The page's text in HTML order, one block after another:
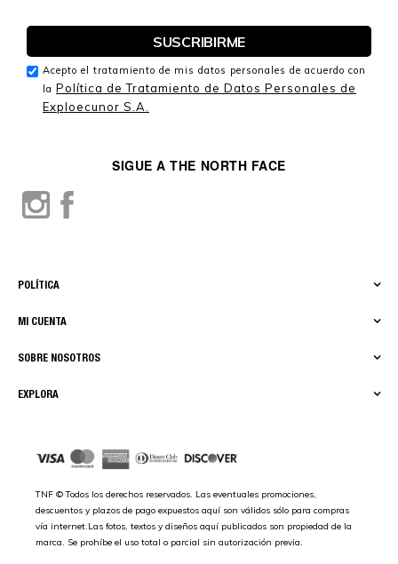
EXPLORA
SOBRE NOSOTROS
MI CUENTA
POLÍTICA
SIGUE A THE NORTH FACE
TNF © Todos los derechos reservados. Las eventuales promociones,
descuentos y plazos de pago expuestos aquí son válidos sólo para compras
vía internet.Las fotos, textos y diseños aquí publicados son propiedad de la
marca. Se prohíbe el uso total o parcial sin autorización previa.
Acepto el tratamiento de mis datos personales de acuerdo con
la Política de Tratamiento de Datos Personales de
Exploecunor S.A.